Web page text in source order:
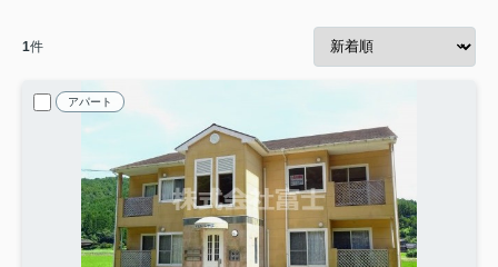
1件
アパート